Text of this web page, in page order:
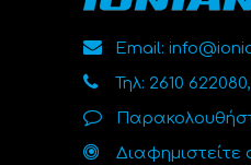
Email:
Τηλ: 2610
Διαφημιστείτε